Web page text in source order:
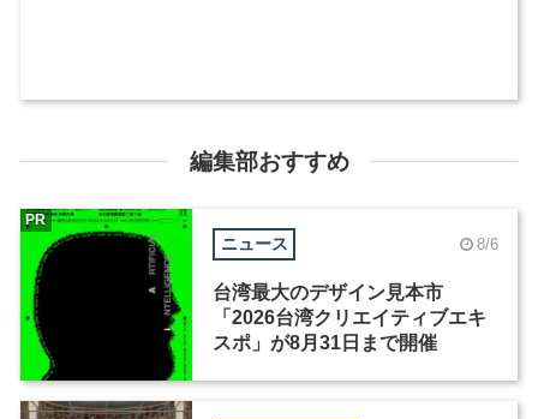
編集部おすすめ
ニュース 8/6
台湾最大のデザイン見本市
「2026台湾クリエイティブエキ
スポ」が8月31日まで開催
PR